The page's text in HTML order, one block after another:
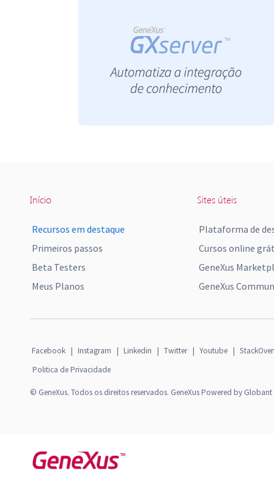
Início
Recursos em destaque
Primeiros passos
Beta Testers
Meus Planos
Sites úteis
Plataforma de
Cursos online
GeneXus
GeneXus
Facebook | Instagram | Linkedin | Twitter | Youtube |
Politica de Privacidade
© GeneXus. Todos os direitos reservados. GeneXus Powered by Globant